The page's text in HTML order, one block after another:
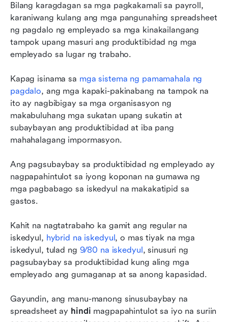
Bilang karagdagan sa mga pagkakamali sa payroll,
karaniwang kulang ang mga pangunahing spreadsheet
ng pagdalo ng empleyado sa mga kinakailangang
tampok upang masuri ang produktibidad ng mga
empleyado sa lugar ng trabaho.
Kapag isinama sa mga sistema ng pamamahala ng
pagdalo, ang mga kapaki-pakinabang na tampok na
ito ay nagbibigay sa mga organisasyon ng
makabuluhang mga sukatan upang sukatin at
subaybayan ang produktibidad at iba pang
mahahalagang impormasyon.
Ang pagsubaybay sa produktibidad ng empleyado ay
nagpapahintulot sa iyong koponan na gumawa ng
mga pagbabago sa iskedyul na makakatipid sa
gastos.
Kahit na nagtatrabaho ka gamit ang regular na
iskedyul, hybrid na iskedyul , o mas tiyak na mga
iskedyul, tulad ng 9/80 na iskedyul , sinusuri ng
pagsubaybay sa produktibidad kung aling mga
empleyado ang gumaganap at sa anong kapasidad.
Gayundin, ang manu-manong sinusubaybay na
spreadsheet ay hindi magpapahintulot sa iyo na suriin